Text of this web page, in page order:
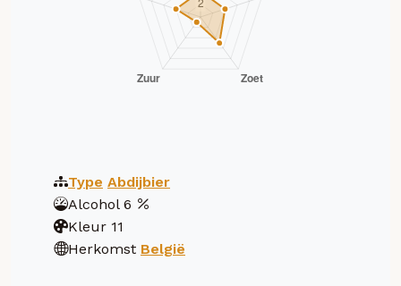
Type Abdijbier
Alcohol 6
Kleur 11
Herkomst België